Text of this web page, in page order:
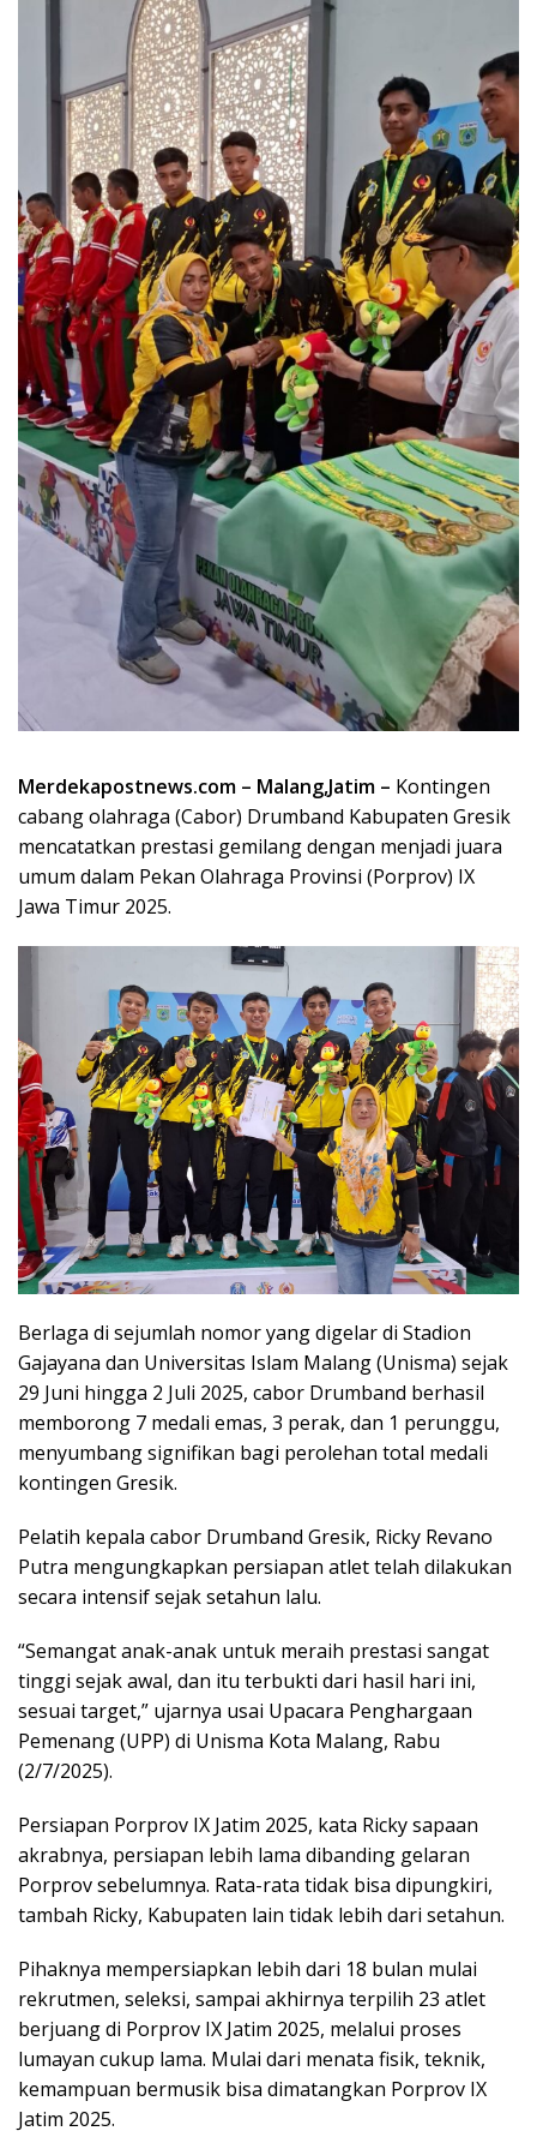
Merdekapostnews.com – Malang,Jatim – Kontingen
cabang olahraga (Cabor) Drumband Kabupaten Gresik
mencatatkan prestasi gemilang dengan menjadi juara
umum dalam Pekan Olahraga Provinsi (Porprov) IX
Jawa Timur 2025.
Berlaga di sejumlah nomor yang digelar di Stadion
Gajayana dan Universitas Islam Malang (Unisma) sejak
29 Juni hingga 2 Juli 2025, cabor Drumband berhasil
memborong 7 medali emas, 3 perak, dan 1 perunggu,
menyumbang signifikan bagi perolehan total medali
kontingen Gresik.
Pelatih kepala cabor Drumband Gresik, Ricky Revano
Putra mengungkapkan persiapan atlet telah dilakukan
secara intensif sejak setahun lalu.
“Semangat anak-anak untuk meraih prestasi sangat
tinggi sejak awal, dan itu terbukti dari hasil hari ini,
sesuai target,” ujarnya usai Upacara Penghargaan
Pemenang (UPP) di Unisma Kota Malang, Rabu
(2/7/2025).
Persiapan Porprov IX Jatim 2025, kata Ricky sapaan
akrabnya, persiapan lebih lama dibanding gelaran
Porprov sebelumnya. Rata-rata tidak bisa dipungkiri,
tambah Ricky, Kabupaten lain tidak lebih dari setahun.
Pihaknya mempersiapkan lebih dari 18 bulan mulai
rekrutmen, seleksi, sampai akhirnya terpilih 23 atlet
berjuang di Porprov IX Jatim 2025, melalui proses
lumayan cukup lama. Mulai dari menata fisik, teknik,
kemampuan bermusik bisa dimatangkan Porprov IX
Jatim 2025.